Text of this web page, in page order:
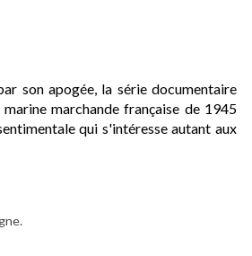
son apogée, la série documentaire
marchande française de 1945
qui s'intéresse autant aux